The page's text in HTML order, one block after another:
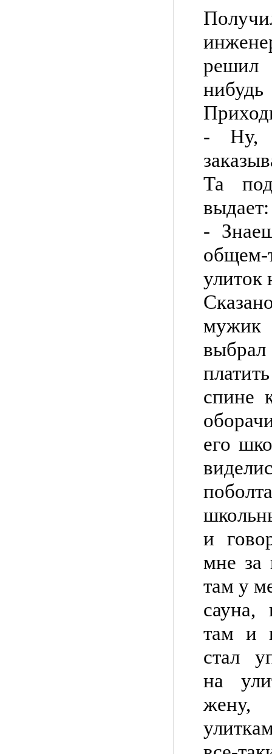
- Ну,
Та
выдает:
-
улиток
спине
его
и
мне за
там у
там и
стал
на